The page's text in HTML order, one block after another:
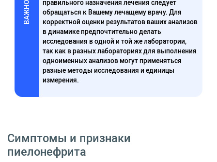
ВАЖНО
правильного назначения лечения следует
обращаться к Вашему лечащему врачу. Для
корректной оценки результатов ваших анализов
в динамике предпочтительно делать
исследования в одной и той же лаборатории,
так как в разных лабораториях для выполнения
одноименных анализов могут применяться
разные методы исследования и единицы
измерения.
Симптомы и признаки
пиелонефрита